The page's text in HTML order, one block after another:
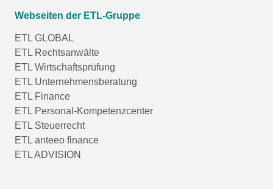
Webseiten der ETL-Gruppe
ETL GLOBAL
ETL Rechtsanwälte
ETL Wirtschaftsprüfung
ETL Unternehmensberatung
ETL Finance
ETL Personal-Kompetenzcenter
ETL Steuerrecht
ETL anteeo finance
ETL ADVISION